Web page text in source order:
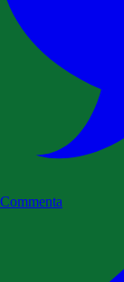
Commenta